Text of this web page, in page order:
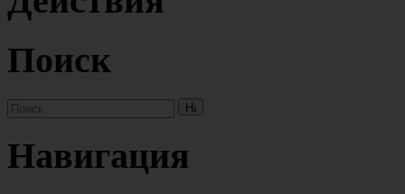
Поиск
Навигация